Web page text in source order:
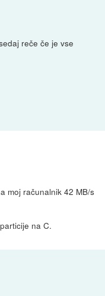
reče če je vse
moj računalnik 42 MB/s
na C.